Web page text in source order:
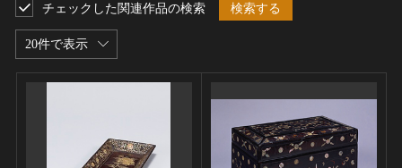
20件で表示
チェックした関連作品の検索 検索する